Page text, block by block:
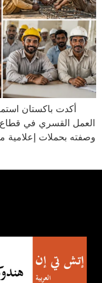
أكدت باكستان
العمل القسري في
وصفته بحملات إعلامية